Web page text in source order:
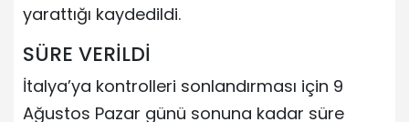
yarattığı kaydedildi.
SÜRE VERİLDİ
İtalya’ya kontrolleri sonlandırması için 9
Ağustos Pazar günü sonuna kadar süre